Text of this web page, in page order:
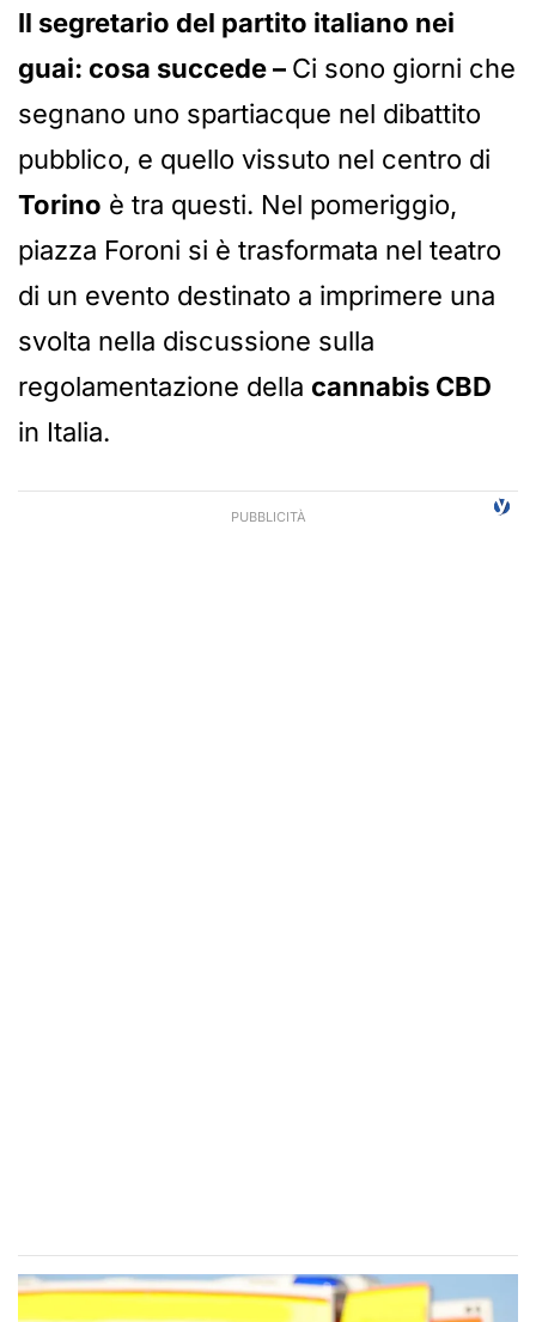
Il segretario del partito italiano nei
guai: cosa succede – Ci sono giorni che
segnano uno spartiacque nel dibattito
pubblico, e quello vissuto nel centro di
Torino è tra questi. Nel pomeriggio,
piazza Foroni si è trasformata nel teatro
di un evento destinato a imprimere una
svolta nella discussione sulla
regolamentazione della cannabis CBD
in Italia.